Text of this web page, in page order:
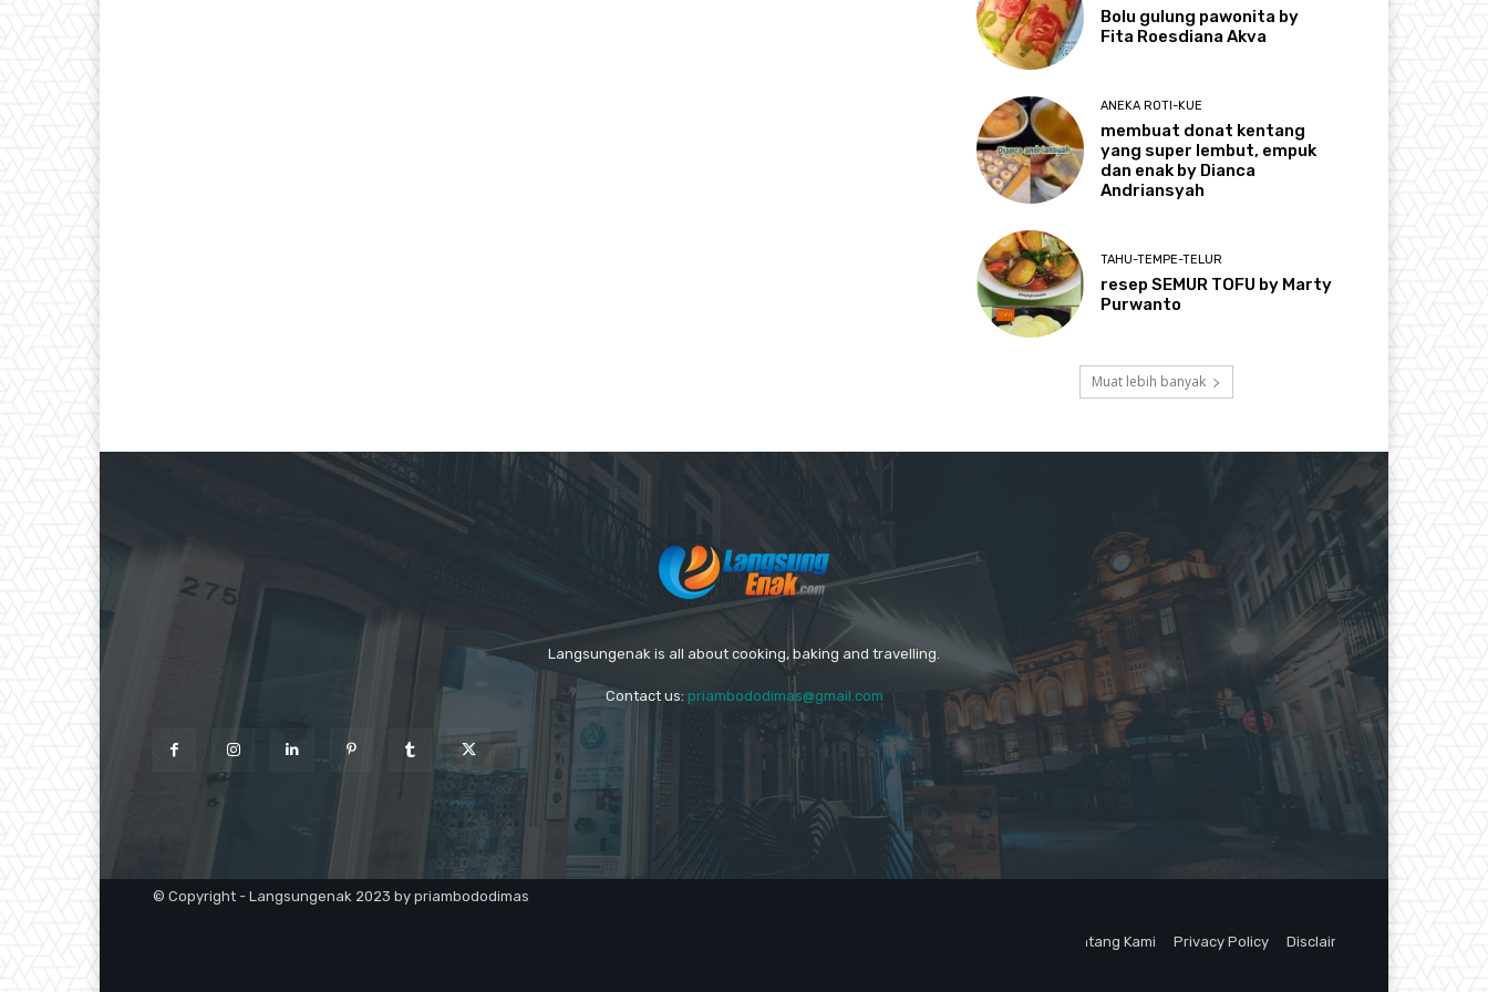
Bolu gulung pawonita by
Fita Roesdiana Akva
ANEKA ROTI-KUE
membuat donat kentang
yang super lembut, empuk
dan enak by Dianca
Andriansyah
TAHU-TEMPE-TELUR
resep SEMUR TOFU by Marty
Purwanto
Muat lebih banyak
Langsungenak is all about cooking, baking and travelling.
Contact us: priambododimas@gmail.com
© Copyright - Langsungenak 2023 by priambododimas
Tentang Kami Privacy Policy Disclaimer